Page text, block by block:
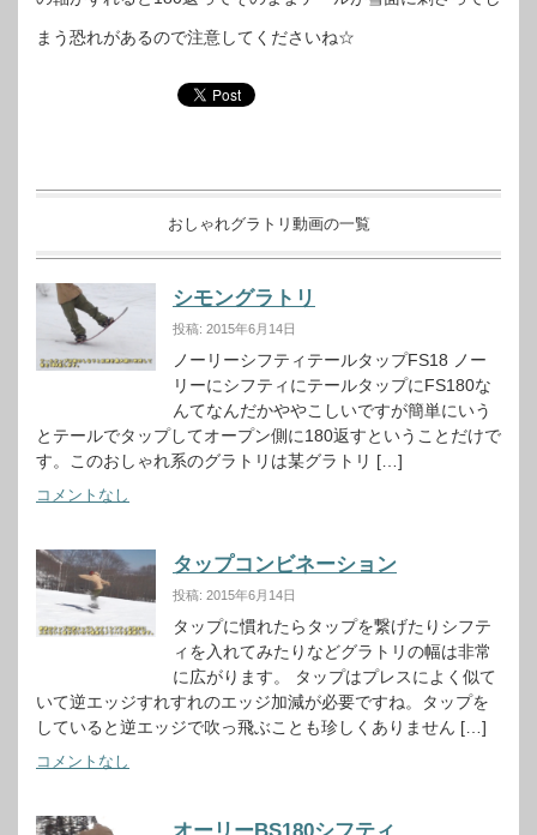
まう恐れがあるので注意してくださいね☆
おしゃれグラトリ動画の一覧
シモングラトリ
投稿: 2015年6月14日
ノーリーシフティテールタップFS18 ノー
リーにシフティにテールタップにFS180な
んてなんだかややこしいですが簡単にいう
とテールでタップしてオープン側に180返すということだけで
す。このおしゃれ系のグラトリは某グラトリ […]
コメントなし
タップコンビネーション
投稿: 2015年6月14日
タップに慣れたらタップを繋げたりシフテ
ィを入れてみたりなどグラトリの幅は非常
に広がります。 タップはプレスによく似て
いて逆エッジすれすれのエッジ加減が必要ですね。タップを
していると逆エッジで吹っ飛ぶことも珍しくありません […]
コメントなし